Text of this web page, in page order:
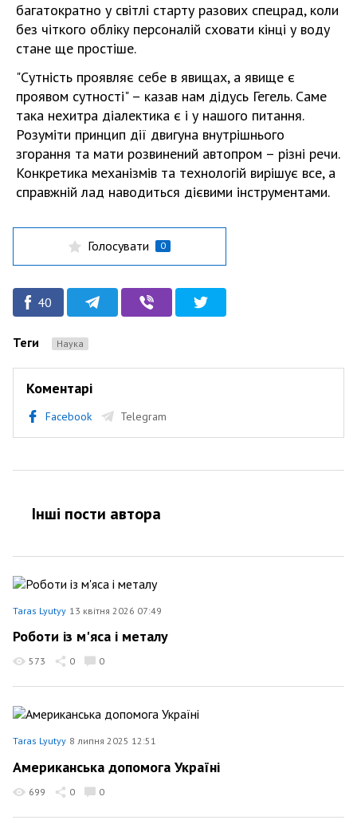
багатократно у світлі старту разових спецрад, коли
без чіткого обліку персоналій сховати кінці у воду
стане ще простіше.
"Сутність проявляє себе в явищах, а явище є
проявом сутності" – казав нам дідусь Гегель. Саме
така нехитра діалектика є і у нашого питання.
Розуміти принцип дії двигуна внутрішнього
згорання та мати розвинений автопром – різні речи.
Конкретика механізмів та технологій вирішує все, а
справжній лад наводиться дієвими інструментами.
Голосувати 0
40
Теги Наука
Коментарі
Facebook Telegram
Інші пости автора
Taras Lyutyy 13 квітня 2026 07:49
Роботи із м'яса і металу
573 0 0
Taras Lyutyy 8 липня 2025 12:51
Американська допомога Україні
699 0 0